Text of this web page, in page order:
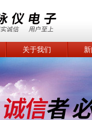
关于我们